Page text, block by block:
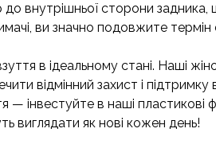
внутрішньої сторони
ви значно подовжите
в ідеальному стані. Наші
відмінний захист і
в наші пластикові
виглядати як нові кожен день!